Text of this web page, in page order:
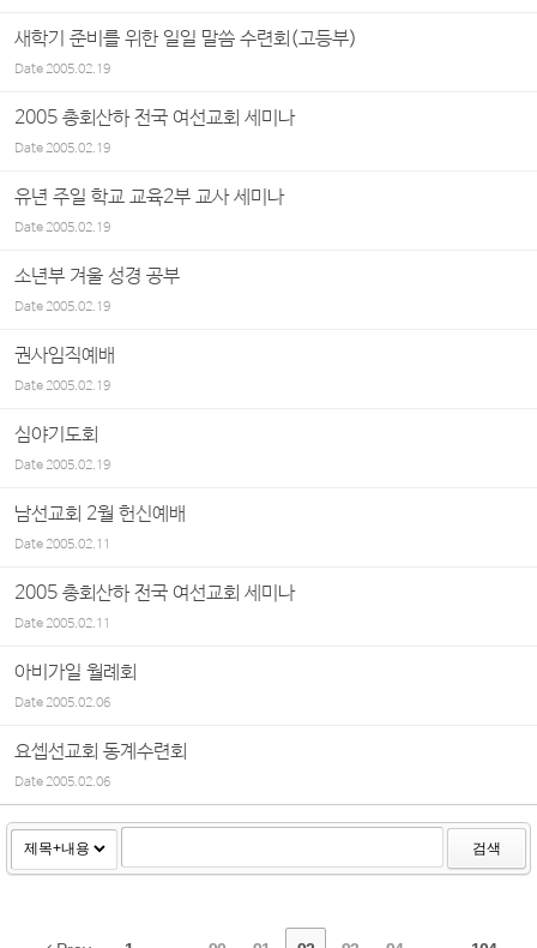
새학기 준비를 위한 일일 말씀 수련회(고등부)
Date2005.02.19
2005 총회산하 전국 여선교회 세미나
Date2005.02.19
유년 주일 학교 교육2부 교사 세미나
Date2005.02.19
소년부 겨울 성경 공부
Date2005.02.19
권사임직예배
Date2005.02.19
심야기도회
Date2005.02.19
남선교회 2월 헌신예배
Date2005.02.11
2005 총회산하 전국 여선교회 세미나
Date2005.02.11
아비가일 월례회
Date2005.02.06
요셉선교회 동계수련회
Date2005.02.06
검색